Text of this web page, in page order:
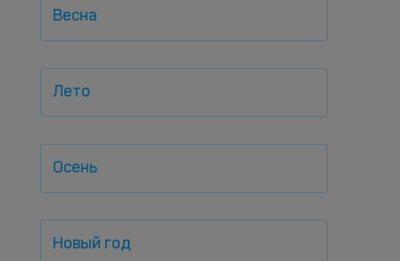
Весна
Лето
Осень
Новый год